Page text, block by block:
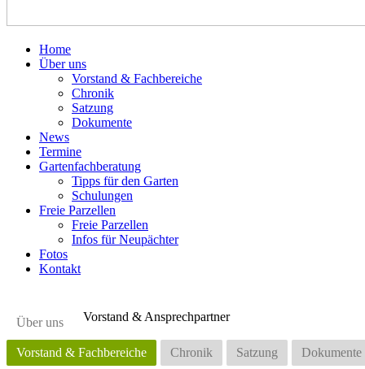
Home
Über uns
Vorstand & Fachbereiche
Chronik
Satzung
Dokumente
News
Termine
Gartenfachberatung
Tipps für den Garten
Schulungen
Freie Parzellen
Freie Parzellen
Infos für Neupächter
Fotos
Kontakt
Über uns
Vorstand & Fachbereiche Chronik Satzung Dokumente
Vorstand & Ansprechpartner